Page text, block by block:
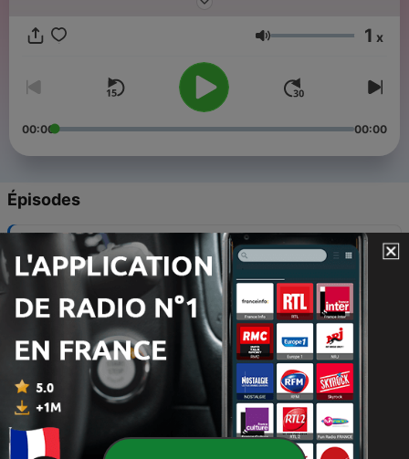
Volume 1 x
00:00 00:00
Épisodes
Et si j'arrêtais de râler?
03 juil. 2026
267 -
Ordinations à Lyon d'Augustin et Lucas : «
Ensemble, on va plus loin »
Mary Viénot écrit à son fils Igor, autiste : "tu ne
m'as jamais dit maman"
26 juin 2026
265 - Frère François Dominique, petit frère de l'Agneau